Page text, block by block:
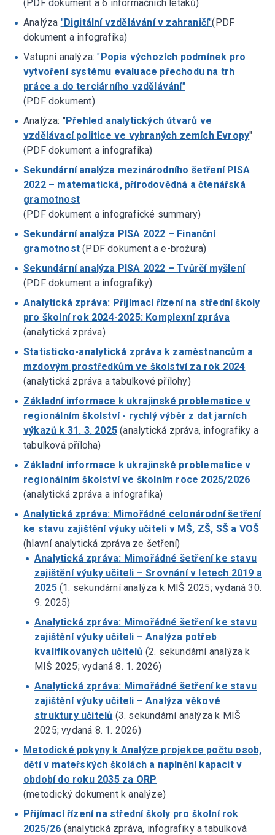
(PDF dokument a 6 informačních letáků)
Analýza "Digitální vzdělávání v zahraničí"(PDF
dokument a infografika)
Vstupní analýza:"Popis výchozích podmínek pro
vytvoření systému evaluace přechodu na trh
práce a do terciárního vzdělávání"
(PDF dokument)
Analýza: "Přehled analytických útvarů ve
vzdělávací politice ve vybraných zemích Evropy"
(PDF dokument a infografika)
Sekundární analýza mezinárodního šetření PISA
2022 – matematická, přírodovědná a čtenářská
gramotnost
(PDF dokument a infografické summary)
Sekundární analýza PISA 2022 – Finanční
gramotnost (PDF dokument a e-brožura)
Sekundární analýza PISA 2022 – Tvůrčí myšlení
(PDF dokument a infografiky)
Analytická zpráva: Přijímací řízení na střední školy
pro školní rok 2024-2025: Komplexní zpráva
(analytická zpráva)
Statisticko-analytická zpráva k zaměstnancům a
mzdovým prostředkům ve školství za rok 2024
(analytická zpráva a tabulkové přílohy)
Základní informace k ukrajinské problematice v
regionálním školství - rychlý výběr z dat jarních
výkazů k 31. 3. 2025 (analytická zpráva, infografiky a
tabulková příloha)
Základní informace k ukrajinské problematice v
regionálním školství ve školním roce 2025/2026
(analytická zpráva a infografika)
Analytická zpráva: Mimořádné celonárodní šetření
ke stavu zajištění výuky učiteli v MŠ, ZŠ, SŠ a VOŠ
(hlavní analytická zpráva ze šetření)
Analytická zpráva: Mimořádné šetření ke stavu
zajištění výuky učiteli – Srovnání v letech 2019 a
2025(1. sekundární analýza k MIŠ 2025; vydaná 30.
9. 2025)
Analytická zpráva: Mimořádné šetření ke stavu
zajištění výuky učiteli – Analýza potřeb
kvalifikovaných učitelů (2. sekundární analýza k
MIŠ 2025; vydaná 8. 1. 2026)
Analytická zpráva: Mimořádné šetření ke stavu
zajištění výuky učiteli – Analýza věkové
struktury učitelů (3. sekundární analýza k MIŠ
2025; vydaná 8. 1. 2026)
Metodické pokyny k Analýze projekce počtu osob,
dětí v mateřských školách a naplnění kapacit v
období do roku 2035 za ORP
(metodický dokument k analýze)
Přijímací řízení na střední školy pro školní rok
2025/26 (analytická zpráva, infografiky a tabulková